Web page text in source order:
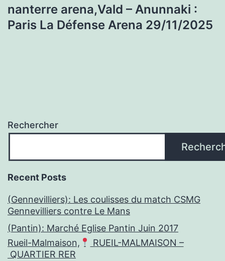
nanterre arena,Vald – Anunnaki :
Paris La Défense Arena 29/11/2025
Rechercher
Recent Posts
(Gennevilliers): Les coulisses du match CSMG
Gennevilliers contre Le Mans
(Pantin): Marché Eglise Pantin Juin 2017
Rueil-Malmaison,
RUEIL-MALMAISON –
QUARTIER RER